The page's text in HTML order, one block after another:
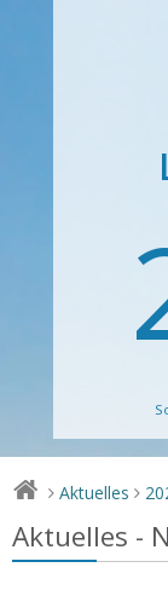
> Aktuelles >
Aktuelles -